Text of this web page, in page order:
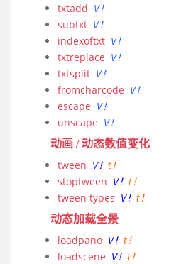
txtadd V！
subtxt V！
indexoftxt V！
txtreplace V！
txtsplit V！
fromcharcode V！
escape V！
unscape V！
动画 / 动态数值变化
tween V！ t！
stoptween V！ t！
tween types V！ t！
动态加载全景
loadpano V！ t！
loadscene V！ t！